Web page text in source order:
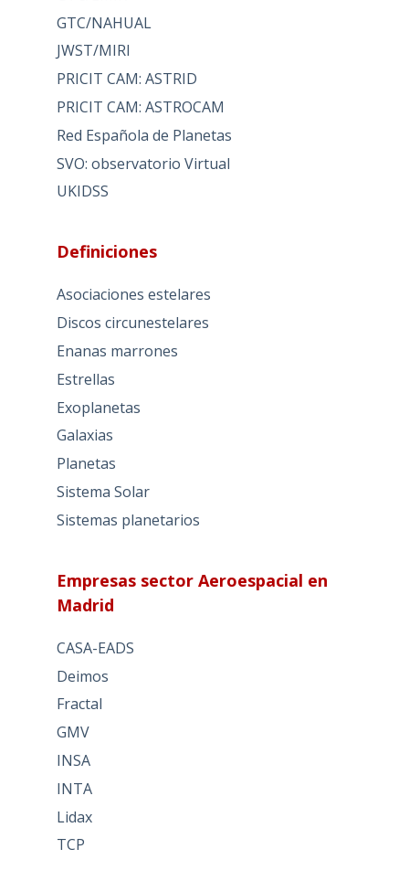
GTC/NAHUAL
JWST/MIRI
PRICIT CAM: ASTRID
PRICIT CAM: ASTROCAM
Red Española de Planetas
SVO: observatorio Virtual
UKIDSS
Definiciones
Asociaciones estelares
Discos circunestelares
Enanas marrones
Estrellas
Exoplanetas
Galaxias
Planetas
Sistema Solar
Sistemas planetarios
Empresas sector Aeroespacial en
Madrid
CASA-EADS
Deimos
Fractal
GMV
INSA
INTA
Lidax
TCP